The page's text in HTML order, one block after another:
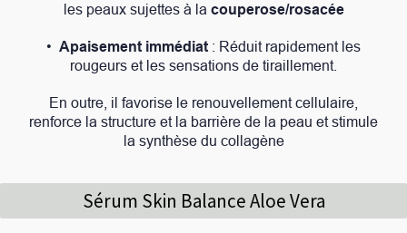
les peaux sujettes à la couperose/rosacée
• Apaisement immédiat : Réduit rapidement les
rougeurs et les sensations de tiraillement.
En outre, il favorise le renouvellement cellulaire,
renforce la structure et la barrière de la peau et stimule
la synthèse du collagène
Sérum Skin Balance Aloe Vera